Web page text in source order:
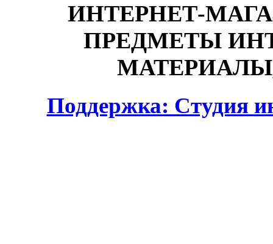
ИНТЕРНЕТ-
ПРЕДМЕТЫ
Поддержка: Студия